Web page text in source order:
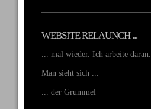
WEBSITE RELAUNCH ...
... mal wieder. Ich arbeite daran.
Man sieht sich ...
... der Grummel